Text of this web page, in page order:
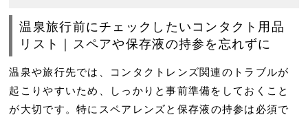
温泉旅行前にチェックしたいコンタクト用品
リスト｜スペアや保存液の持参を忘れずに
温泉や旅行先では、コンタクトレンズ関連のトラブルが
起こりやすいため、しっかりと事前準備をしておくこと
が大切です。特に スペアレンズと 保存液の持参は必須で